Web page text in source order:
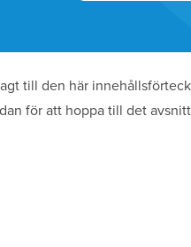
till den här
för att hoppa till det